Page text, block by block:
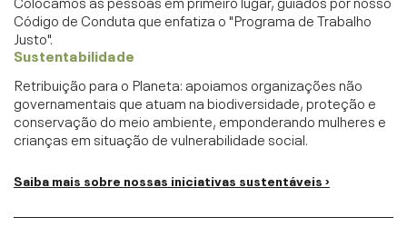
Código de Conduta que enfatiza o "Programa de Trabalho
Justo".
Sustentabilidade
Retribuição para o Planeta: apoiamos organizações não
governamentais que atuam na biodiversidade, proteção e
conservação do meio ambiente, emponderando mulheres e
crianças em situação de vulnerabilidade social.
Saiba mais sobre nossas iniciativas sustentáveis ›